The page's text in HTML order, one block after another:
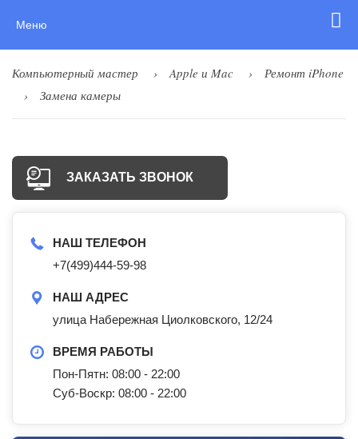
Меню
Компьютерный мастер Apple и Mac
Ремонт iPhone
Замена камеры
ЗАКАЗАТЬ ЗВОНОК
НАШ ТЕЛЕФОН
+7(499)444-59-98
НАШ АДРЕС
улица Набережная Циолковского, 12/24
ВРЕМЯ РАБОТЫ
Пон-Пятн: 08:00 - 22:00
Суб-Воскр: 08:00 - 22:00